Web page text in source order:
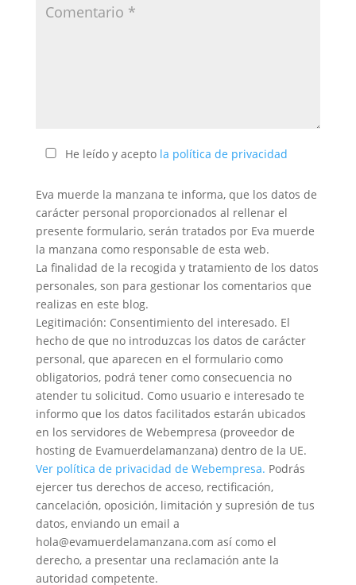
He leído y acepto la política de privacidad
Eva muerde la manzana te informa, que los datos de
carácter personal proporcionados al rellenar el
presente formulario, serán tratados por Eva muerde
la manzana como responsable de esta web.
La finalidad de la recogida y tratamiento de los datos
personales, son para gestionar los comentarios que
realizas en este blog.
Legitimación: Consentimiento del interesado. El
hecho de que no introduzcas los datos de carácter
personal, que aparecen en el formulario como
obligatorios, podrá tener como consecuencia no
atender tu solicitud. Como usuario e interesado te
informo que los datos facilitados estarán ubicados
en los servidores de Webempresa (proveedor de
hosting de Evamuerdelamanzana) dentro de la UE.
Ver política de privacidad de Webempresa. Podrás
ejercer tus derechos de acceso, rectificación,
cancelación, oposición, limitación y supresión de tus
datos, enviando un email a
hola@evamuerdelamanzana.com así como el
derecho, a presentar una reclamación ante la
autoridad competente.